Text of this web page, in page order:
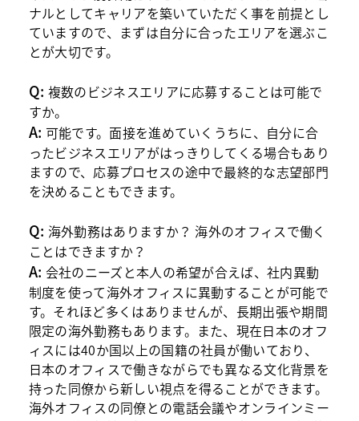
ナルとしてキャリアを築いていただく事を前提とし
ていますので、まずは自分に合ったエリアを選ぶこ
とが大切です。
Q: 複数のビジネスエリアに応募することは可能で
すか。
A: 可能です。面接を進めていくうちに、自分に合
ったビジネスエリアがはっきりしてくる場合もあり
ますので、応募プロセスの途中で最終的な志望部門
を決めることもできます。
Q: 海外勤務はありますか？ 海外のオフィスで働く
ことはできますか？
A: 会社のニーズと本人の希望が合えば、社内異動
制度を使って海外オフィスに異動することが可能で
す。それほど多くはありませんが、長期出張や期間
限定の海外勤務もあります。また、現在日本のオフ
ィスには40か国以上の国籍の社員が働いており、
日本のオフィスで働きながらでも異なる文化背景を
持った同僚から新しい視点を得ることができます。
海外オフィスの同僚との電話会議やオンラインミー